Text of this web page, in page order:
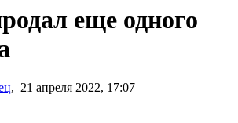
еще одного
, 21 апреля 2022, 17:07